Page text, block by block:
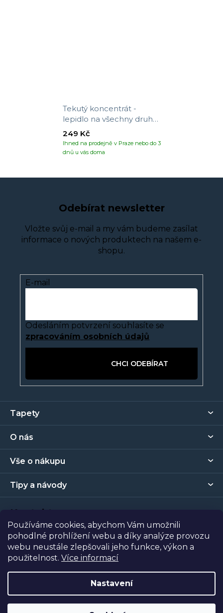
Používáme cookies, abychom Vám umožnili
pohodlné prohlížení webu a díky analýze provozu
webu neustále zlepšovali jeho funkce, výkon a
použitelnost. Více informací
Nastavení
Tekutý koncentrát -
lepidlo na všechny druhy
tapet
Ihned na prodejně v Praze nebo do 3
dnů u vás doma
249 Kč
Odebírat newsletter
Vložte svůj e-mail a my vám budeme zasílat
informace o nových produktech na našem e-
shopu.
E-mail
Odesláním potvrzení souhlasíte se
zpracováním osobních údajů
a
í
Tapety
O nás
Vše o nákupu
Tipy a návody
Kontakt
Prodejna
Vytvořil Shoptet| NakódovalShopcode
Copyright 2026Tapety Metro Florenc. Všechna práva
vyhrazena.